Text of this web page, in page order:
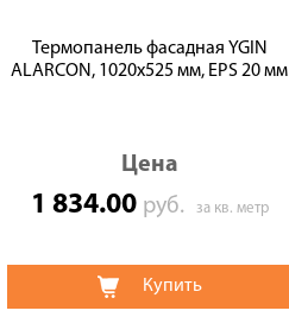
Термопанель фасадная YGIN
ALARCON, 1020х525 мм, EPS 20 мм
Цена
1 834.00 руб. за кв. метр
Купить